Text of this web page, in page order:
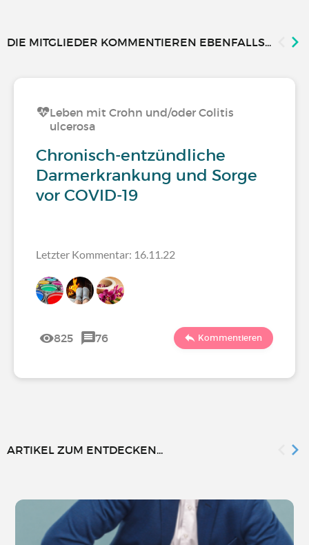
DIE MITGLIEDER KOMMENTIEREN EBENFALLS...
Leben mit Crohn und/oder Colitis
ulcerosa
Chronisch-entzündliche
Darmerkrankung und Sorge
vor COVID-19
Letzter Kommentar: 16.11.22
825 76 Kommentieren
ARTIKEL ZUM ENTDECKEN...